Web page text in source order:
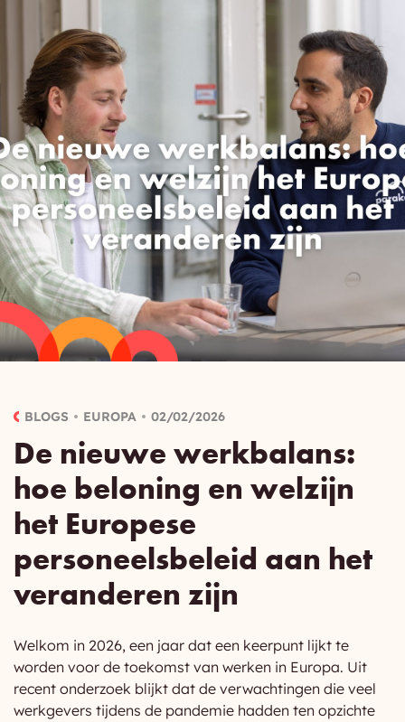
BLOGS EUROPA 02/02/2026
De nieuwe werkbalans:
hoe beloning en welzijn
het Europese
personeelsbeleid aan het
veranderen zijn
Welkom in 2026, een jaar dat een keerpunt lijkt te
worden voor de toekomst van werken in Europa. Uit
recent onderzoek blijkt dat de verwachtingen die veel
werkgevers tijdens de pandemie hadden ten opzichte